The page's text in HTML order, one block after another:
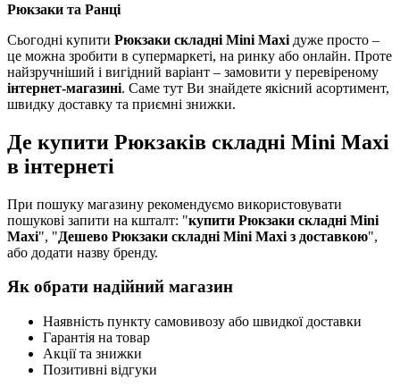
Рюкзаки та Ранці
Сьогодні купити Рюкзаки складні Mini Maxi дуже просто –
це можна зробити в супермаркеті, на ринку або онлайн. Проте
найзручніший і вигідний варіант – замовити у перевіреному
інтернет-магазині. Саме тут Ви знайдете якісний асортимент,
швидку доставку та приємні знижки.
Де купити Рюкзаків складні Mini Maxi
в інтернеті
При пошуку магазину рекомендуємо використовувати
пошукові запити на кшталт: "купити Рюкзаки складні Mini
Maxi", "Дешево Рюкзаки складні Mini Maxi з доставкою",
або додати назву бренду.
Як обрати надійний магазин
Наявність пункту самовивозу або швидкої доставки
Гарантія на товар
Акції та знижки
Позитивні відгуки